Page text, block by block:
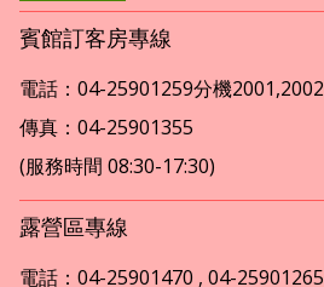
賓館訂客房專線
電話：04-25901259分機2001,2002
傳真：04-25901355
(服務時間 08:30-17:30)
露營區專線
電話：04-25901470 , 04-25901265